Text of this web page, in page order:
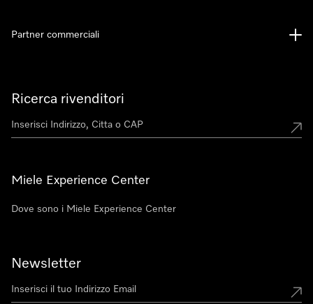
Ricerca rivenditori
Miele Experience Center
Dove sono i Miele Experience Center
Newsletter
Partner commerciali